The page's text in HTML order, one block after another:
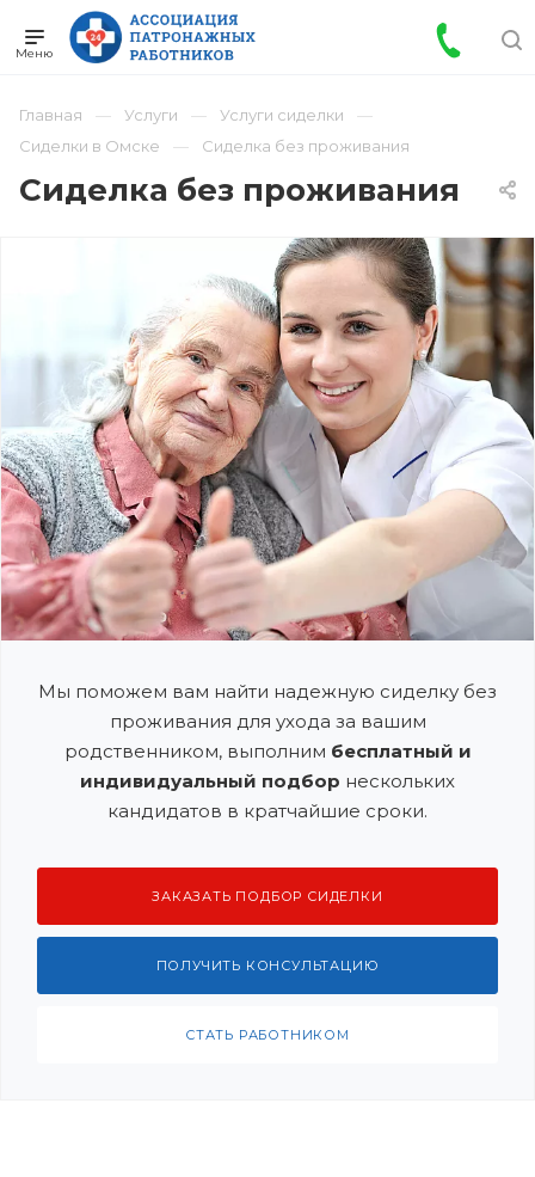
Главная Услуги
Услуги сиделки
Сиделки в Омске
Сиделка без проживания
Сиделка без проживания
Мы поможем вам найти надежную сиделку без
проживания для ухода за вашим
родственником, выполним бесплатный и
индивидуальный подбор нескольких
кандидатов в кратчайшие сроки.
ЗАКАЗАТЬ ПОДБОР СИДЕЛКИ
ПОЛУЧИТЬ КОНСУЛЬТАЦИЮ
СТАТЬ РАБОТНИКОМ